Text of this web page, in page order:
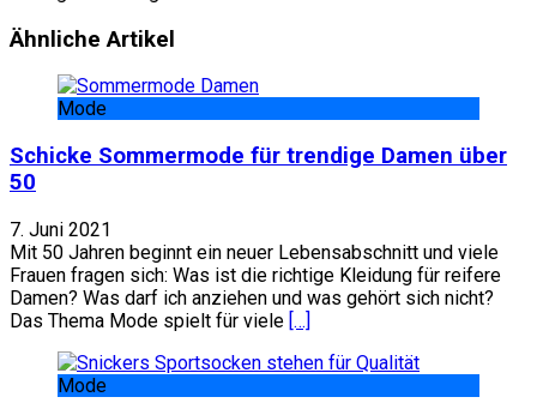
Ähnliche Artikel
Mode
Schicke Sommermode für trendige Damen über
50
7. Juni 2021
Mit 50 Jahren beginnt ein neuer Lebensabschnitt und viele
Frauen fragen sich: Was ist die richtige Kleidung für reifere
Damen? Was darf ich anziehen und was gehört sich nicht?
Das Thema Mode spielt für viele […]
Mode